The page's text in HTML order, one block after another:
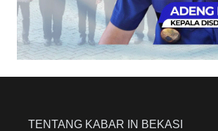
TENTANG KABAR IN BEKASI